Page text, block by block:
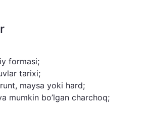
formasi;
tarixi;
maysa yoki hard;
mumkin bo’lgan charchoq;